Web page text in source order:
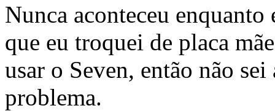
Nunca aconteceu
que eu troquei de placa
usar o Seven, então não
problema.